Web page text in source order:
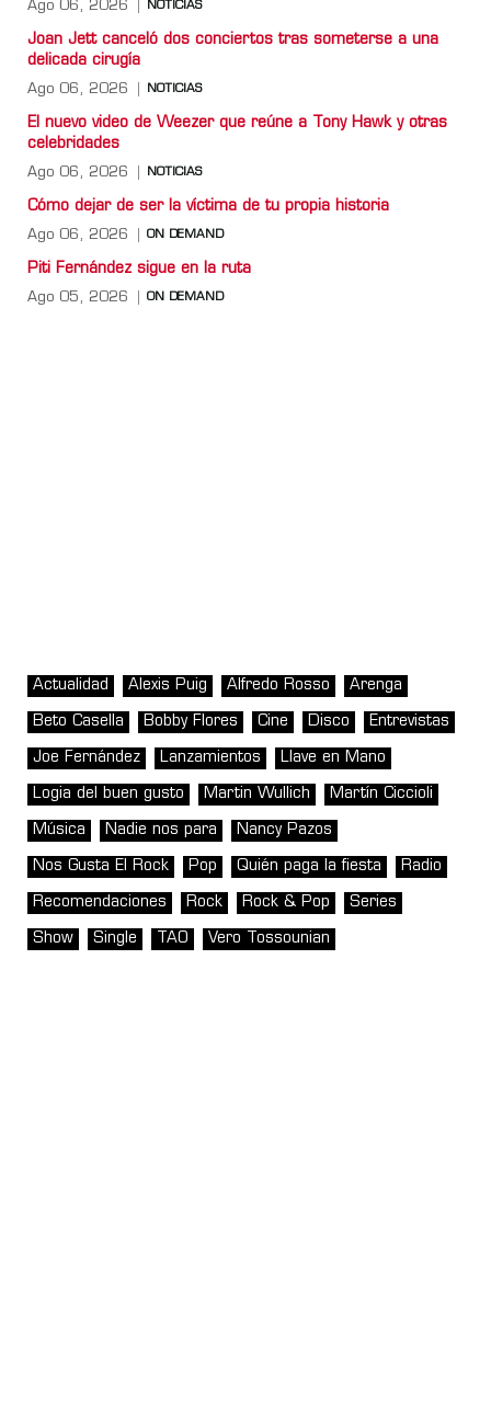
Ago 06, 2026 NOTICIAS
Joan Jett canceló dos conciertos tras someterse a una
delicada cirugía
Ago 06, 2026 NOTICIAS
El nuevo video de Weezer que reúne a Tony Hawk y otras
celebridades
Ago 06, 2026 NOTICIAS
Cómo dejar de ser la víctima de tu propia historia
Ago 06, 2026 ON DEMAND
Piti Fernández sigue en la ruta
Ago 05, 2026 ON DEMAND
Actualidad Alexis Puig Alfredo Rosso Arenga
Beto Casella Bobby Flores Cine Disco Entrevistas
Joe Fernández Lanzamientos Llave en Mano
Logia del buen gusto Martin Wullich Martín Ciccioli
Música Nadie nos para Nancy Pazos
Nos Gusta El Rock Pop Quién paga la fiesta Radio
Recomendaciones Rock Rock & Pop Series
Show Single TAO Vero Tossounian